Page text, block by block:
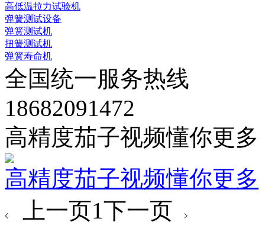
高低温拉力试验机
弹簧测试设备
弹簧测试机
扭簧测试机
弹簧寿命机
全国统一服务热线
18682091472
高精度茄子视频懂你更多
高精度茄子视频懂你更多
上一页1下一页